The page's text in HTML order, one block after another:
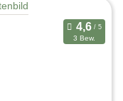
3 Bew.